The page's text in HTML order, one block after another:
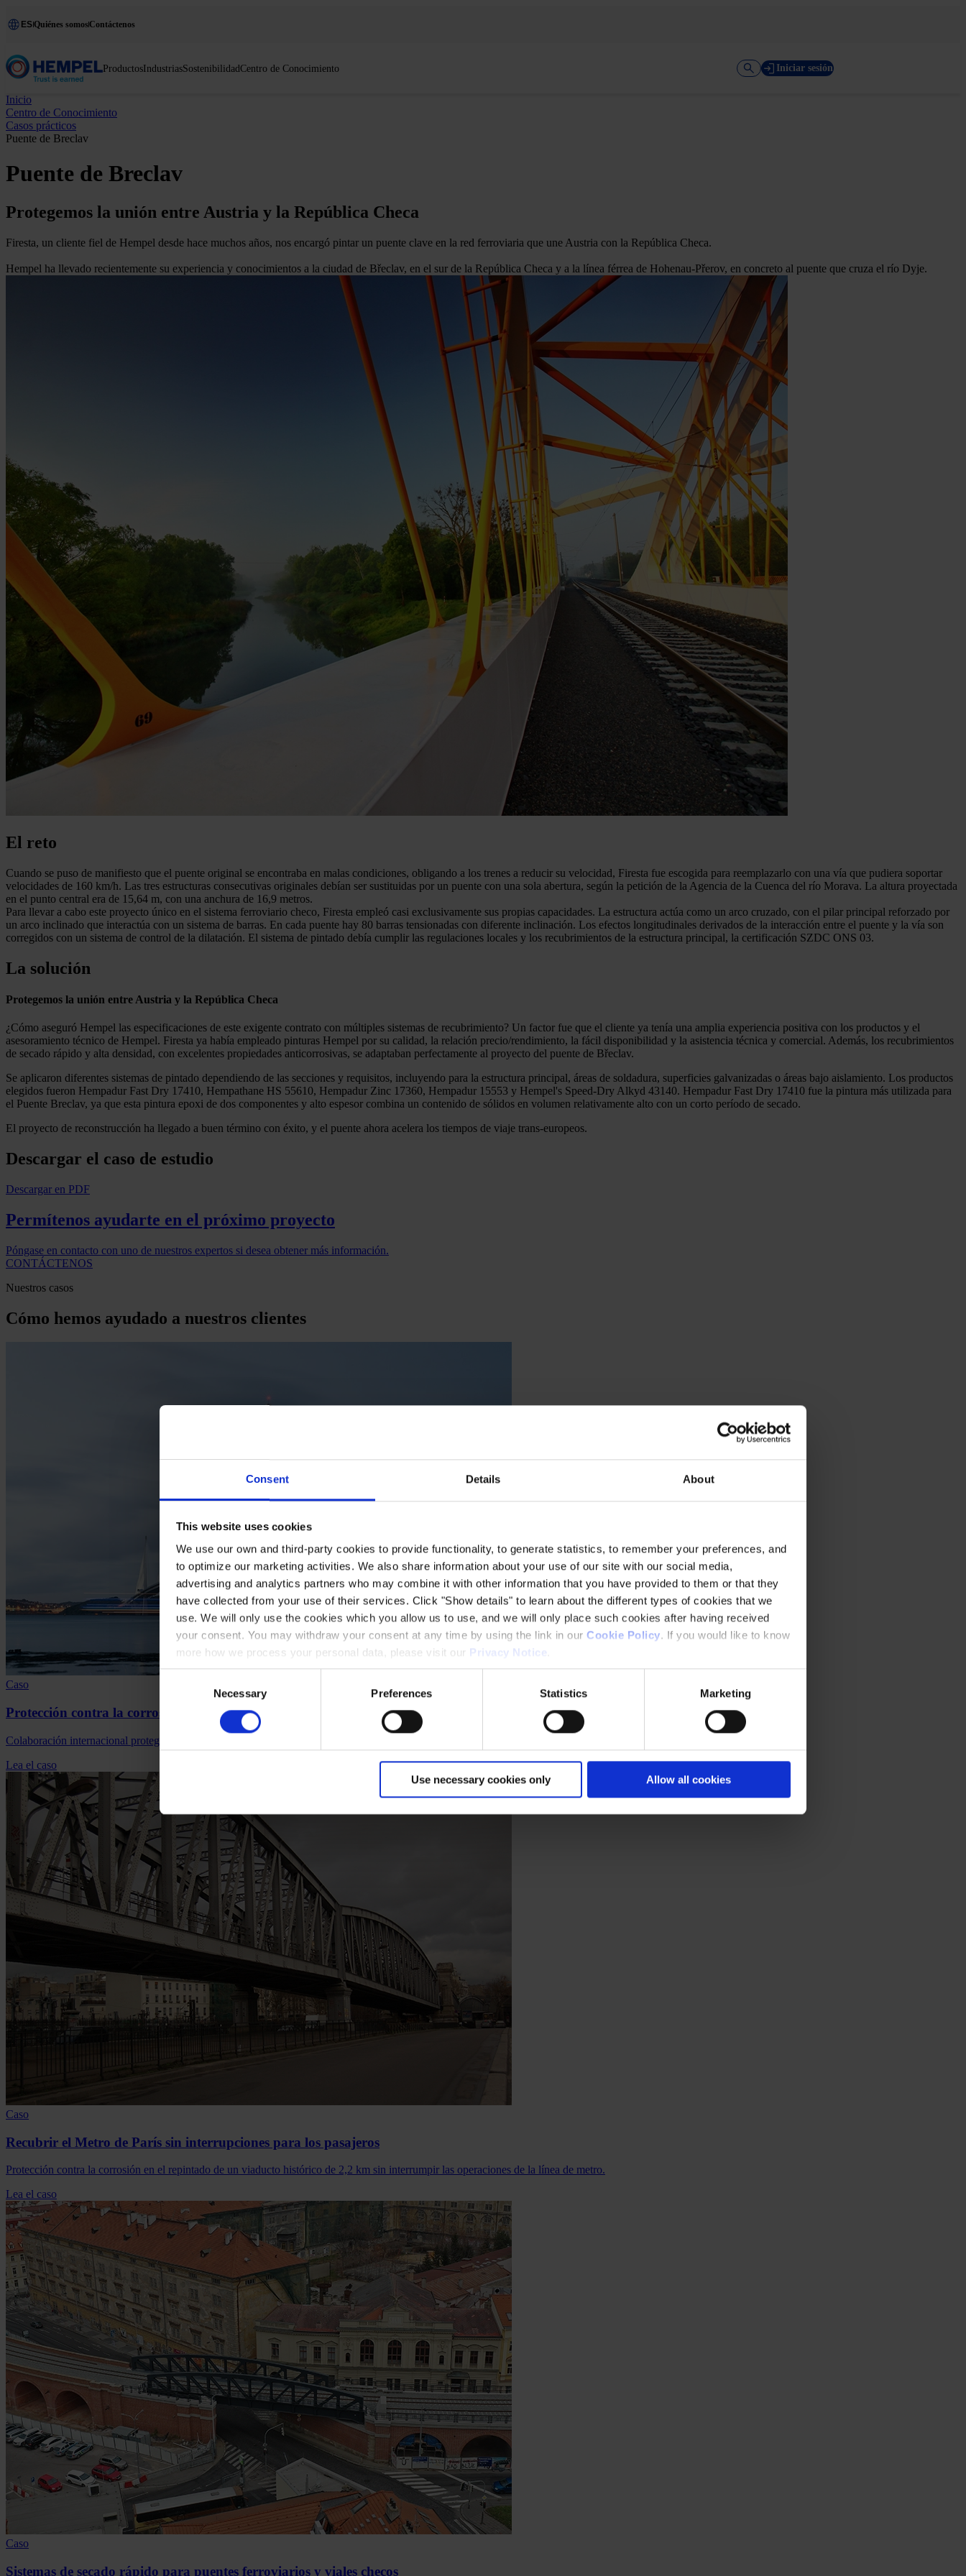
Consent Details About
This website uses cookies
We use our own and third-party cookies to provide functionality, to generate statistics, to remember your preferences, and
to optimize our marketing activities. We also share information about your use of our site with our social media,
advertising and analytics partners who may combine it with other information that you have provided to them or that they
have collected from your use of their services. Click "Show details" to learn about the different types of cookies that we
use. We will only use the cookies which you allow us to use, and we will only place such cookies after having received
your consent. You may withdraw your consent at any time by using the link in our Cookie Policy. If you would like to know
more how we process your personal data, please visit our Privacy Notice
Consent
Necessary Preferences Statistics Marketing
Use necessary cookies only Allow all cookies
ESQuiénes somosContáctenos
ProductosIndustriasSostenibilidadCentro de Conocimiento Iniciar sesión
Inicio
Centro de Conocimiento
Casos prácticos
Puente de Breclav
Puente de Breclav
Protegemos la unión entre Austria y la República Checa
Firesta, un cliente fiel de Hempel desde hace muchos años, nos encargó pintar un puente clave en la red ferroviaria que une Austria con la República Checa.
Hempel ha llevado recientemente su experiencia y conocimientos a la ciudad de Břeclav, en el sur de la República Checa y a la línea férrea de Hohenau-Přerov, en concreto al puente que cruza el río Dyje.
El reto
Cuando se puso de manifiesto que el puente original se encontraba en malas condiciones, obligando a los trenes a reducir su velocidad, Firesta fue escogida para reemplazarlo con una vía que pudiera soportar
velocidades de 160 km/h. Las tres estructuras consecutivas originales debían ser sustituidas por un puente con una sola abertura, según la petición de la Agencia de la Cuenca del río Morava. La altura proyectada
en el punto central era de 15,64 m, con una anchura de 16,9 metros.
Para llevar a cabo este proyecto único en el sistema ferroviario checo, Firesta empleó casi exclusivamente sus propias capacidades. La estructura actúa como un arco cruzado, con el pilar principal reforzado por
un arco inclinado que interactúa con un sistema de barras. En cada puente hay 80 barras tensionadas con diferente inclinación. Los efectos longitudinales derivados de la interacción entre el puente y la vía son
corregidos con un sistema de control de la dilatación. El sistema de pintado debía cumplir las regulaciones locales y los recubrimientos de la estructura principal, la certificación SZDC ONS 03.
La solución
Protegemos la unión entre Austria y la República Checa
¿Cómo aseguró Hempel las especificaciones de este exigente contrato con múltiples sistemas de recubrimiento? Un factor fue que el cliente ya tenía una amplia experiencia positiva con los productos y el
asesoramiento técnico de Hempel. Firesta ya había empleado pinturas Hempel por su calidad, la relación precio/rendimiento, la fácil disponibilidad y la asistencia técnica y comercial. Además, los recubrimientos
de secado rápido y alta densidad, con excelentes propiedades anticorrosivas, se adaptaban perfectamente al proyecto del puente de Břeclav.
Se aplicaron diferentes sistemas de pintado dependiendo de las secciones y requisitos, incluyendo para la estructura principal, áreas de soldadura, superficies galvanizadas o áreas bajo aislamiento. Los productos
elegidos fueron Hempadur Fast Dry 17410, Hempathane HS 55610, Hempadur Zinc 17360, Hempadur 15553 y Hempel's Speed-Dry Alkyd 43140. Hempadur Fast Dry 17410 fue la pintura más utilizada para
el Puente Breclav, ya que esta pintura epoxi de dos componentes y alto espesor combina un contenido de sólidos en volumen relativamente alto con un corto período de secado.
El proyecto de reconstrucción ha llegado a buen término con éxito, y el puente ahora acelera los tiempos de viaje trans-europeos.
Descargar el caso de estudio
Descargar en PDF
Permítenos ayudarte en el próximo proyecto
Póngase en contacto con uno de nuestros expertos si desea obtener más información.
CONTÁCTENOS
Nuestros casos
Cómo hemos ayudado a nuestros clientes
Caso
Protección contra la corrosión de confianza para el Queensferry Crossing, Escocia
Colaboración internacional protege el puente atirantado de tres torres más largo del mundo contra la corrosión en duras condiciones costeras
Lea el caso
Caso
Recubrir el Metro de París sin interrupciones para los pasajeros
Protección contra la corrosión en el repintado de un viaducto histórico de 2,2 km sin interrumpir las operaciones de la línea de metro.
Lea el caso
Caso
Sistemas de secado rápido para puentes ferroviarios y viales checos